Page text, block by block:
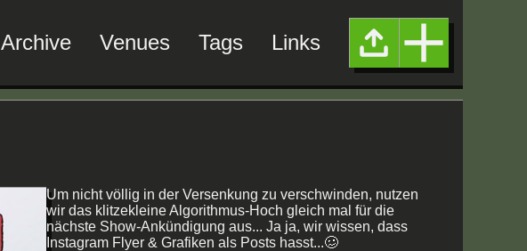
Archive Venues Tags Links
Um nicht völlig in der Versenkung zu verschwinden, nutzen
wir das klitzekleine Algorithmus-Hoch gleich mal für die
nächste Show-Ankündigung aus... Ja ja, wir wissen, dass
Instagram Flyer & Grafiken als Posts hasst...🥴